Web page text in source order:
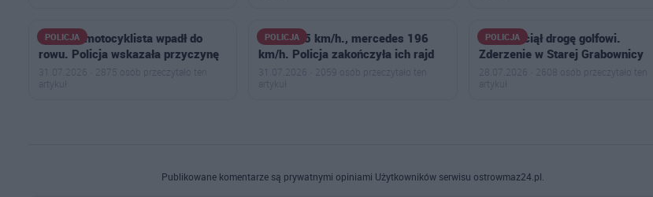
POLICJA
50-letni motocyklista wpadł do
rowu. Policja wskazała przyczynę
31.07.2026 · 2875 osób przeczytało ten
artykuł
POLICJA
BMW 175 km/h., mercedes 196
km/h. Policja zakończyła ich rajd
31.07.2026 · 2059 osób przeczytało ten
artykuł
POLICJA
Łoś przeciął drogę golfowi.
Zderzenie w Starej Grabownicy
28.07.2026 · 2608 osób przeczytało ten
artykuł
Publikowane komentarze są prywatnymi opiniami Użytkowników serwisu ostrowmaz24.pl.